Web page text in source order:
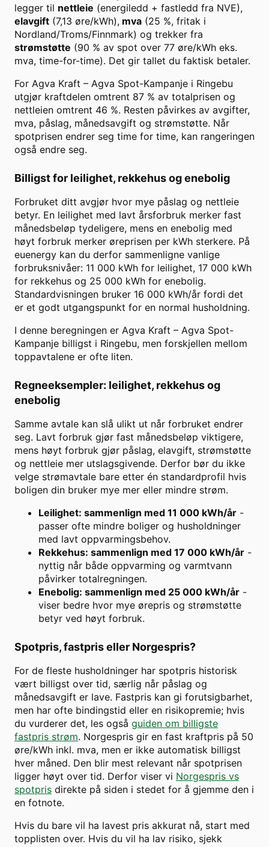
legger til nettleie (energiledd + fastledd fra NVE),
elavgift (7,13 øre/kWh), mva (25 %, fritak i
Nordland/Troms/Finnmark) og trekker fra
strømstøtte (90 % av spot over 77 øre/kWh eks.
mva, time-for-time). Det gir tallet du faktisk betaler.
For Agva Kraft – Agva Spot-Kampanje i Ringebu
utgjør kraftdelen omtrent 87 % av totalprisen og
nettleien omtrent 46 %. Resten påvirkes av avgifter,
mva, påslag, månedsavgift og strømstøtte. Når
spotprisen endrer seg time for time, kan rangeringen
også endre seg.
Billigst for leilighet, rekkehus og enebolig
Forbruket ditt avgjør hvor mye påslag og nettleie
betyr. En leilighet med lavt årsforbruk merker fast
månedsbeløp tydeligere, mens en enebolig med
høyt forbruk merker øreprisen per kWh sterkere. På
euenergy kan du derfor sammenligne vanlige
forbruksnivåer: 11 000 kWh for leilighet, 17 000 kWh
for rekkehus og 25 000 kWh for enebolig.
Standardvisningen bruker 16 000 kWh/år fordi det
er et godt utgangspunkt for en normal husholdning.
I denne beregningen er Agva Kraft – Agva Spot-
Kampanje billigst i Ringebu, men forskjellen mellom
toppavtalene er ofte liten.
Regneeksempler: leilighet, rekkehus og
enebolig
Samme avtale kan slå ulikt ut når forbruket endrer
seg. Lavt forbruk gjør fast månedsbeløp viktigere,
mens høyt forbruk gjør påslag, elavgift, strømstøtte
og nettleie mer utslagsgivende. Derfor bør du ikke
velge strømavtale bare etter én standardprofil hvis
boligen din bruker mye mer eller mindre strøm.
Leilighet: sammenlign med 11 000 kWh/år -
passer ofte mindre boliger og husholdninger
med lavt oppvarmingsbehov.
Rekkehus: sammenlign med 17 000 kWh/år -
nyttig når både oppvarming og varmtvann
påvirker totalregningen.
Enebolig: sammenlign med 25 000 kWh/år -
viser bedre hvor mye ørepris og strømstøtte
betyr ved høyt forbruk.
Spotpris, fastpris eller Norgespris?
For de fleste husholdninger har spotpris historisk
vært billigst over tid, særlig når påslag og
månedsavgift er lave. Fastpris kan gi forutsigbarhet,
men har ofte bindingstid eller en risikopremie; hvis
du vurderer det, les også guiden om billigste
fastpris strøm. Norgespris gir en fast kraftpris på 50
øre/kWh inkl. mva, men er ikke automatisk billigst
hver måned. Den blir mest relevant når spotprisen
ligger høyt over tid. Derfor viser vi Norgespris vs
spotpris direkte på siden i stedet for å gjemme den i
en fotnote.
Hvis du bare vil ha lavest pris akkurat nå, start med
topplisten over. Hvis du vil ha lav risiko, sjekk